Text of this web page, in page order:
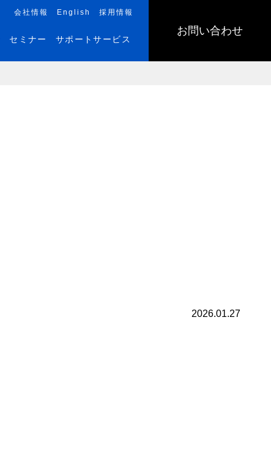
お問い合わせ
会社情報 English 採用情報
セミナー サポートサービス
2026.01.27